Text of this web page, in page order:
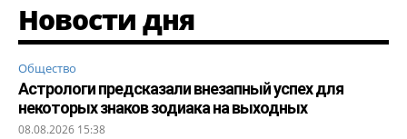
Новости дня
Общество
Астрологи предсказали внезапный успех для
некоторых знаков зодиака на выходных
08.08.2026 15:38